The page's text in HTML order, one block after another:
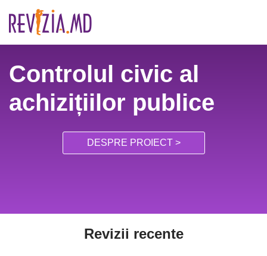
Controlul civic al
achizițiilor publice
DESPRE PROIECT >
Revizii recente